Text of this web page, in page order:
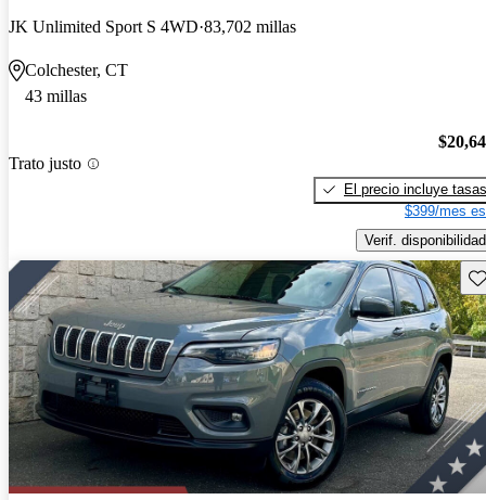
JK Unlimited Sport S 4WD 83,702 millas
Colchester, CT
43 millas
Trato justo
El precio incluye tasas
$399/mes
Verif. disponibilidad